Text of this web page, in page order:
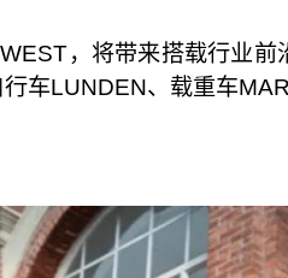
，将带来搭载行业
车LUNDEN、载重车